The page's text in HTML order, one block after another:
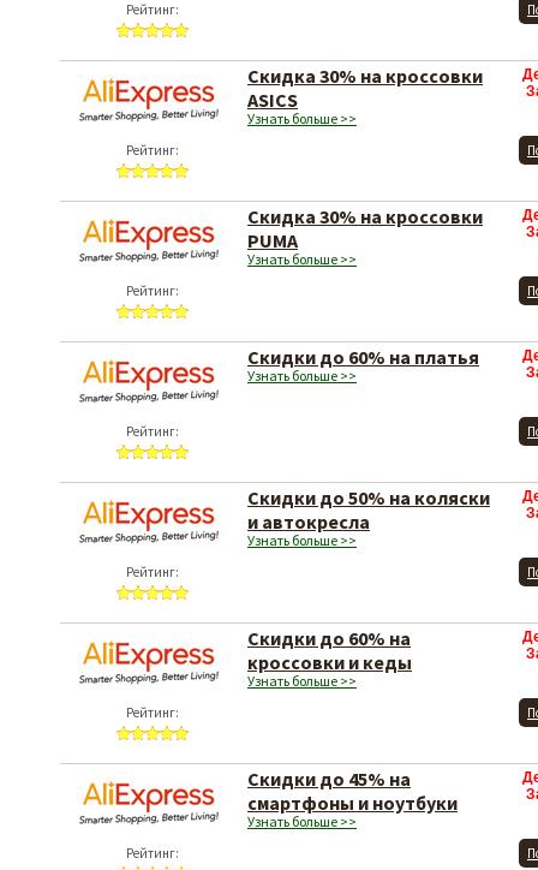
Рейтинг:
Рейтинг:
Скидка 30% на кроссовки
ASICS
Узнать больше >>
Рейтинг:
Скидка 30% на кроссовки
PUMA
Узнать больше >>
Рейтинг:
Скидки до 60% на платья
Узнать больше >>
Рейтинг:
Скидки до 50% на коляски
и автокресла
Узнать больше >>
Рейтинг:
Скидки до 60% на
кроссовки и кеды
Узнать больше >>
Рейтинг:
Cкидки до 45% на
смартфоны и ноутбуки
Узнать больше >>